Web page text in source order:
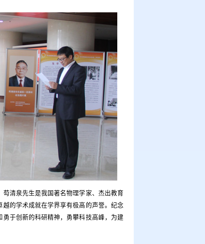
清泉先生是我国著名物理学家、杰出教育
的学术成就在学界享有极高的声誉。纪念
于创新的科研精神，勇攀科技高峰，为建